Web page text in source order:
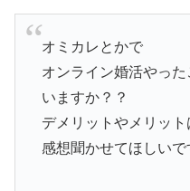
オミカレとかで
オンライン婚活やった
いますか？？
デメリットやメリット
感想聞かせてほしいで